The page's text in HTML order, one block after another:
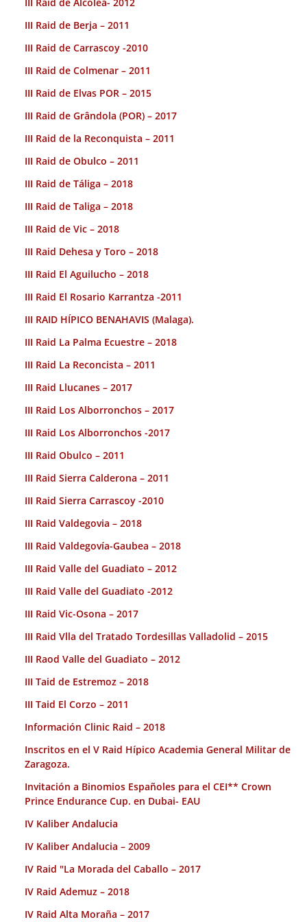
III Raid de Berja – 2011
III Raid de Carrascoy -2010
III Raid de Colmenar – 2011
III Raid de Elvas POR – 2015
III Raid de Grândola (POR) – 2017
III Raid de la Reconquista – 2011
III Raid de Obulco – 2011
III Raid de Táliga – 2018
III Raid de Taliga – 2018
III Raid de Vic – 2018
III Raid Dehesa y Toro – 2018
III Raid El Aguilucho – 2018
III Raid El Rosario Karrantza -2011
III RAID HÍPICO BENAHAVIS (Malaga).
III Raid La Palma Ecuestre – 2018
III Raid La Reconcista – 2011
III Raid Llucanes – 2017
III Raid Los Alborronchos – 2017
III Raid Los Alborronchos -2017
III Raid Obulco – 2011
III Raid Sierra Calderona – 2011
III Raid Sierra Carrascoy -2010
III Raid Valdegovia – 2018
III Raid Valdegovía-Gaubea – 2018
III Raid Valle del Guadiato – 2012
III Raid Valle del Guadiato -2012
III Raid Vic-Osona – 2017
III Raid Vlla del Tratado Tordesillas Valladolid – 2015
III Raod Valle del Guadiato – 2012
III Taid de Estremoz – 2018
III Taid El Corzo – 2011
Información Clinic Raid – 2018
Inscritos en el V Raid Hípico Academia General Militar de
Zaragoza.
Invitación a Binomios Españoles para el CEI** Crown
Prince Endurance Cup. en Dubai- EAU
IV Kaliber Andalucia
IV Kaliber Andalucia – 2009
IV Raid "La Morada del Caballo – 2017
IV Raid Ademuz – 2018
IV Raid Alta Moraña – 2017